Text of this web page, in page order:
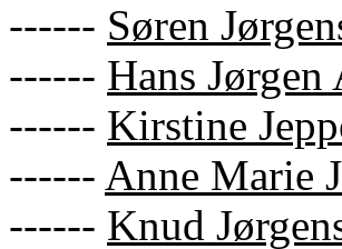
------ Søren
------ Hans
------ Kirstine
------ Anne Marie
------ Knud